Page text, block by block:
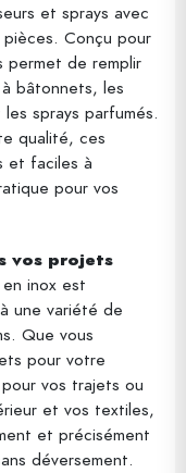
et sprays avec
Conçu pour
permet de remplir
bâtonnets, les
sprays parfumés.
qualité, ces
et faciles à
pour vos
vos projets
inox est
une variété de
Que vous
pour votre
vos trajets ou
et vos textiles,
et précisément
déversement.